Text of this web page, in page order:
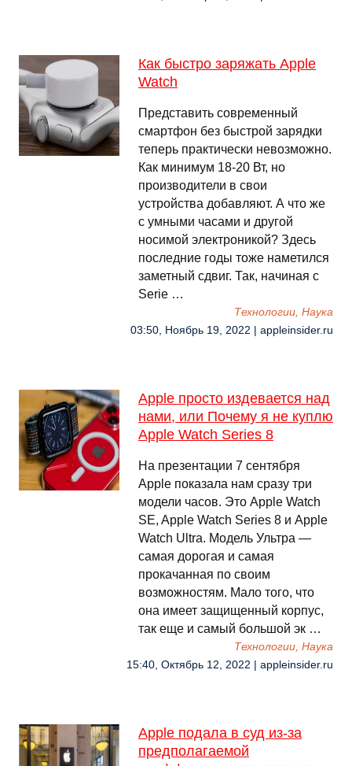
Как быстро заряжать Apple
Watch
Представить современный
смартфон без быстрой зарядки
теперь практически невозможно.
Как минимум 18-20 Вт, но
производители в свои
устройства добавляют. А что же
с умными часами и другой
носимой электроникой? Здесь
последние годы тоже наметился
заметный сдвиг. Так, начиная с
Serie …
Технологии, Наука
03:50, Ноябрь 19, 2022 | appleinsider.ru
Apple просто издевается над
нами, или Почему я не куплю
Apple Watch Series 8
На презентации 7 сентября
Apple показала нам сразу три
модели часов. Это Apple Watch
SE, Apple Watch Series 8 и Apple
Watch Ultra. Модель Ультра —
самая дорогая и самая
прокачанная по своим
возможностям. Мало того, что
она имеет защищенный корпус,
так еще и самый большой эк …
Технологии, Наука
15:40, Октябрь 12, 2022 | appleinsider.ru
Apple подала в суд из-за
предполагаемой